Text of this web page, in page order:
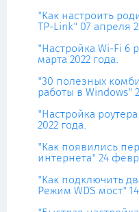
"Как настроить
TP-Link" 07 апреля
"Настройка Wi-Fi 6
марта 2022 года.
"30 полезных
работы в Windows"
"Настройка
2022 года.
"Как появились
интернета" 24
"Как подключить
Режим WDS мост"